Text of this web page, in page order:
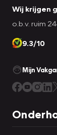
Wij krijgen
o.b.v. ruim
9.3/10
Mijn